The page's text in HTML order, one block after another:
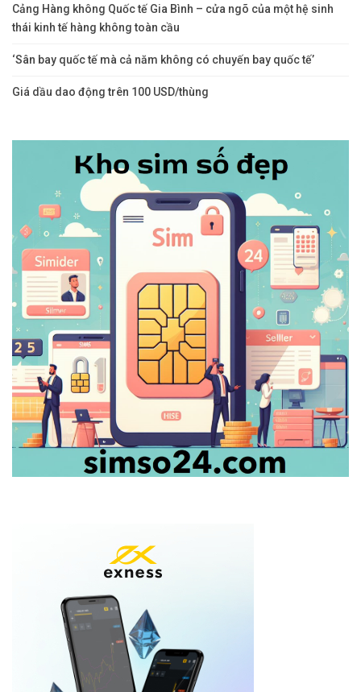
Cảng Hàng không Quốc tế Gia Bình – cửa ngõ của một hệ sinh
thái kinh tế hàng không toàn cầu
‘Sân bay quốc tế mà cả năm không có chuyến bay quốc tế’
Giá dầu dao động trên 100 USD/thùng